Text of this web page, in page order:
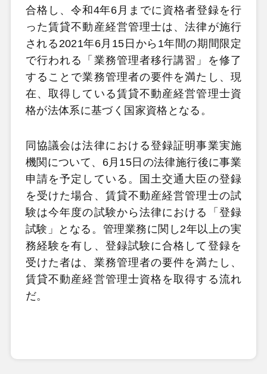
合格し、令和4年6月までに資格者登録を行
った賃貸不動産経営管理士は、法律が施行
される2021年6月15日から1年間の期間限定
で行われる「業務管理者移行講習」を修了
することで業務管理者の要件を満たし、現
在、取得している賃貸不動産経営管理士資
格が法体系に基づく国家資格となる。
同協議会は法律における登録証明事業実施
機関について、6月15日の法律施行後に事業
申請を予定している。国土交通大臣の登録
を受けた場合、賃貸不動産経営管理士の試
験は今年度の試験から法律における「登録
試験」となる。管理業務に関し2年以上の実
務経験を有し、登録試験に合格して登録を
受けた者は、業務管理者の要件を満たし、
賃貸不動産経営管理士資格を取得する流れ
だ。